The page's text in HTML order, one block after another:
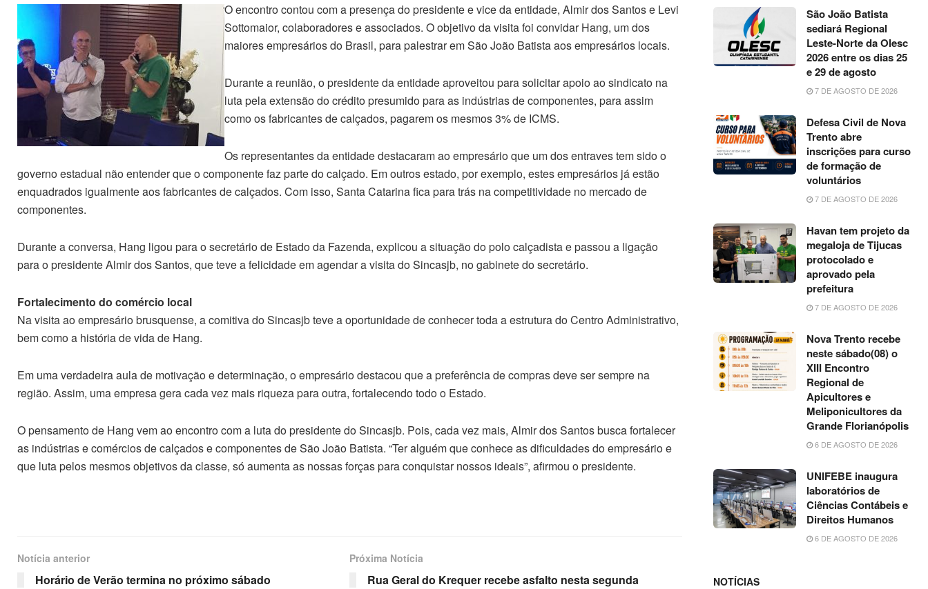
O encontro contou com a presença do presidente e vice da entidade, Almir dos Santos e Levi
Sottomaior, colaboradores e associados. O objetivo da visita foi convidar Hang, um dos
maiores empresários do Brasil, para palestrar em São João Batista aos empresários locais.
Durante a reunião, o presidente da entidade aproveitou para solicitar apoio ao sindicato na
luta pela extensão do crédito presumido para as indústrias de componentes, para assim
como os fabricantes de calçados, pagarem os mesmos 3% de ICMS.
Os representantes da entidade destacaram ao empresário que um dos entraves tem sido o
governo estadual não entender que o componente faz parte do calçado. Em outros estado, por exemplo, estes empresários já estão
enquadrados igualmente aos fabricantes de calçados. Com isso, Santa Catarina fica para trás na competitividade no mercado de
componentes.
Durante a conversa, Hang ligou para o secretário de Estado da Fazenda, explicou a situação do polo calçadista e passou a ligação
para o presidente Almir dos Santos, que teve a felicidade em agendar a visita do Sincasjb, no gabinete do secretário.
Fortalecimento do comércio local
Na visita ao empresário brusquense, a comitiva do Sincasjb teve a oportunidade de conhecer toda a estrutura do Centro Administrativo,
bem como a história de vida de Hang.
Em uma verdadeira aula de motivação e determinação, o empresário destacou que a preferência de compras deve ser sempre na
região. Assim, uma empresa gera cada vez mais riqueza para outra, fortalecendo todo o Estado.
O pensamento de Hang vem ao encontro com a luta do presidente do Sincasjb. Pois, cada vez mais, Almir dos Santos busca fortalecer
as indústrias e comércios de calçados e componentes de São João Batista. “Ter alguém que conhece as dificuldades do empresário e
que luta pelos mesmos objetivos da classe, só aumenta as nossas forças para conquistar nossos ideais”, afirmou o presidente.
Notícia anterior
Horário de Verão termina no próximo sábado
Próxima Notícia
Rua Geral do Krequer recebe asfalto nesta segunda
São João Batista
sediará Regional
Leste-Norte da Olesc
2026 entre os dias 25
e 29 de agosto
7 DE AGOSTO DE 2026
Defesa Civil de Nova
Trento abre
inscrições para curso
de formação de
voluntários
7 DE AGOSTO DE 2026
Havan tem projeto da
megaloja de Tijucas
protocolado e
aprovado pela
prefeitura
7 DE AGOSTO DE 2026
Nova Trento recebe
neste sábado(08) o
XIII Encontro
Regional de
Apicultores e
Meliponicultores da
Grande Florianópolis
6 DE AGOSTO DE 2026
UNIFEBE inaugura
laboratórios de
Ciências Contábeis e
Direitos Humanos
6 DE AGOSTO DE 2026
NOTÍCIAS